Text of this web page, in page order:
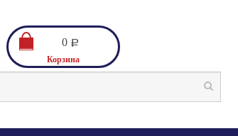
0 Р
Корзина